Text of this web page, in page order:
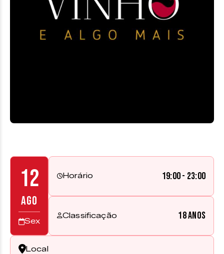
12
AGO
Sex
Horário 19:00 - 23:00
Classificação 18 anos
Local